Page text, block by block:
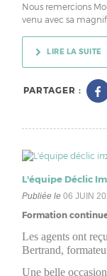
Nous remercions
venu avec sa
LIRE LA SUITE
PARTAGER :
L'équipe Déclic
Publiée le06 JUIN
Formation
Les agents ont
Bertrand,
Une belle